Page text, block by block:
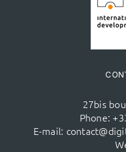
27bis
Phone:
E-mail: